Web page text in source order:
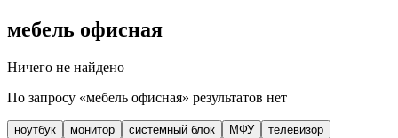
мебель офисная
Ничего не найдено
По запросу «мебель офисная» результатов нет
ноутбук монитор системный блок МФУ телевизор